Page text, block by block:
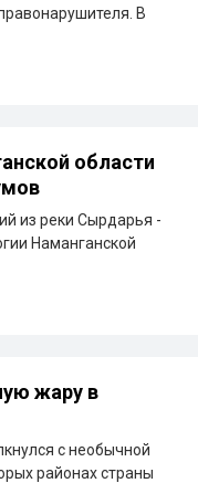
В
области
из реки Сырдарья -
Наманганской
жару в
с необычной
районах страны